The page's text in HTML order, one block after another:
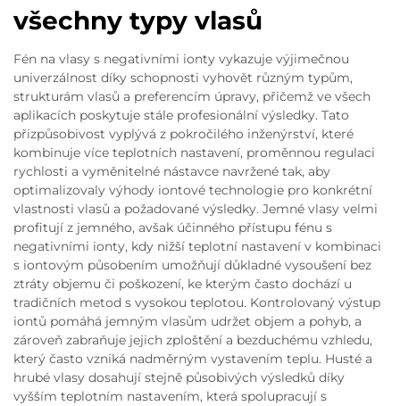
všechny typy vlasů
Fén na vlasy s negativními ionty vykazuje výjimečnou
univerzálnost díky schopnosti vyhovět různým typům,
strukturám vlasů a preferencím úpravy, přičemž ve všech
aplikacích poskytuje stále profesionální výsledky. Tato
přizpůsobivost vyplývá z pokročilého inženýrství, které
kombinuje více teplotních nastavení, proměnnou regulaci
rychlosti a vyměnitelné nástavce navržené tak, aby
optimalizovaly výhody iontové technologie pro konkrétní
vlastnosti vlasů a požadované výsledky. Jemné vlasy velmi
profitují z jemného, avšak účinného přístupu fénu s
negativními ionty, kdy nižší teplotní nastavení v kombinaci
s iontovým působením umožňují důkladné vysoušení bez
ztráty objemu či poškození, ke kterým často dochází u
tradičních metod s vysokou teplotou. Kontrolovaný výstup
iontů pomáhá jemným vlasům udržet objem a pohyb, a
zároveň zabraňuje jejich zploštění a bezduchému vzhledu,
který často vzniká nadměrným vystavením teplu. Husté a
hrubé vlasy dosahují stejně působivých výsledků díky
vyšším teplotním nastavením, která spolupracují s